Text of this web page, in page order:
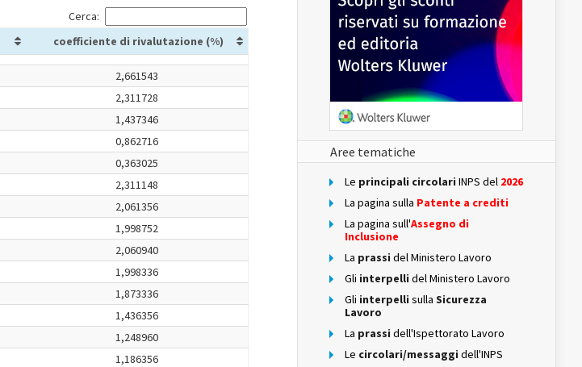
Cerca:
coefficiente di rivalutazione (%)
2,661543
2,311728
1,437346
0,862716
0,363025
2,311148
2,061356
1,998752
2,060940
1,998336
1,873336
1,436356
1,248960
1,186356
Aree tematiche
Le principali circolari INPS del 2026
La pagina sulla Patente a crediti
La pagina sull'Assegno di
Inclusione
La prassi del Ministero Lavoro
Gli interpelli del Ministero Lavoro
Gli interpelli sulla Sicurezza
Lavoro
La prassi dell'Ispettorato Lavoro
Le circolari/messaggi dell'INPS